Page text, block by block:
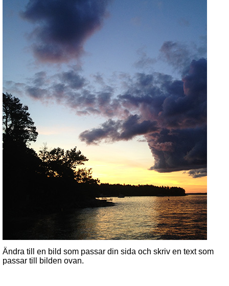
Ändra till en bild som passar din sida och skriv en text som
passar till bilden ovan.